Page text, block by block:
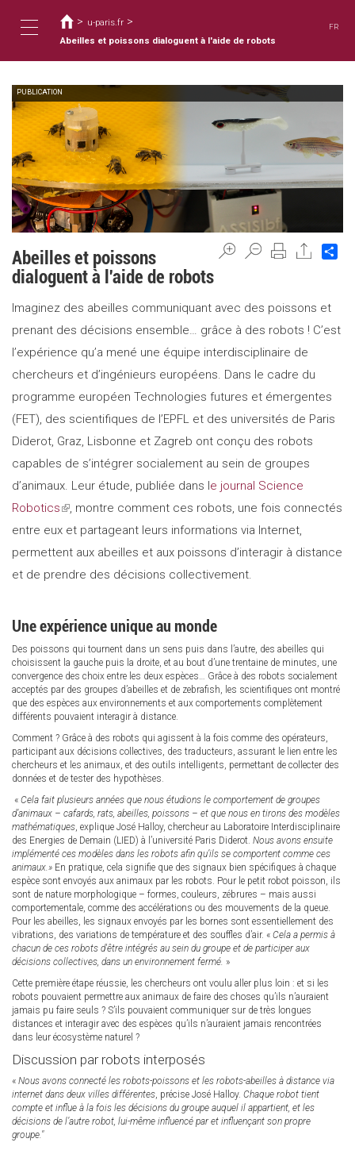
容
Toggle
navigation
在
這
裡
> u-paris.fr >
Abeilles et poissons dialoguent à l'aide de robots
FR
PUBLICATION
Abeilles et poissons
dialoguent à l'aide de robots
Imaginez des abeilles communiquant avec des poissons et
prenant des décisions ensemble… grâce à des robots ! C’est
l’expérience qu’a mené une équipe interdisciplinaire de
chercheurs et d’ingénieurs européens. Dans le cadre du
programme européen Technologies futures et émergentes
(FET), des scientifiques de l’EPFL et des universités de Paris
Diderot, Graz, Lisbonne et Zagreb ont conçu des robots
capables de s’intégrer socialement au sein de groupes
d’animaux. Leur étude, publiée dans l e journal Science
Robotics(link
is
external)
, montre comment ces robots, une fois connectés
entre eux et partageant leurs informations via Internet,
permettent aux abeilles et aux poissons d’interagir à distance
et de prendre des décisions collectivement.
Une expérience unique au monde
Des poissons qui tournent dans un sens puis dans l’autre, des abeilles qui
choisissent la gauche puis la droite, et au bout d’une trentaine de minutes, une
convergence des choix entre les deux espèces… Grâce à des robots socialement
acceptés par des groupes d’abeilles et de zebrafish, les scientifiques ont montré
que des espèces aux environnements et aux comportements complètement
différents pouvaient interagir à distance.
Comment ? Grâce à des robots qui agissent à la fois comme des opérateurs,
participant aux décisions collectives, des traducteurs, assurant le lien entre les
chercheurs et les animaux, et des outils intelligents, permettant de collecter des
données et de tester des hypothèses.
« Cela fait plusieurs années que nous étudions le comportement de groupes
d’animaux – cafards, rats, abeilles, poissons – et que nous en tirons des modèles
mathématiques, explique José Halloy, chercheur au Laboratoire Interdisciplinaire
des Energies de Demain (LIED) à l’université Paris Diderot. Nous avons ensuite
implémenté ces modèles dans les robots afin qu’ils se comportent comme ces
animaux.» En pratique, cela signifie que des signaux bien spécifiques à chaque
espèce sont envoyés aux animaux par les robots. Pour le petit robot poisson, ils
sont de nature morphologique – formes, couleurs, zébrures – mais aussi
comportementale, comme des accélérations ou des mouvements de la queue.
Pour les abeilles, les signaux envoyés par les bornes sont essentiellement des
vibrations, des variations de température et des souffles d’air. « Cela a permis à
chacun de ces robots d'être intégrés au sein du groupe et de participer aux
décisions collectives, dans un environnement fermé. »
Cette première étape réussie, les chercheurs ont voulu aller plus loin : et si les
robots pouvaient permettre aux animaux de faire des choses qu’ils n’auraient
jamais pu faire seuls ? S’ils pouvaient communiquer sur de très longues
distances et interagir avec des espèces qu’ils n’auraient jamais rencontrées
dans leur écosystème naturel ?
Discussion par robots interposés
« Nous avons connecté les robots-poissons et les robots-abeilles à distance via
internet dans deux villes différentes, précise José Halloy. Chaque robot tient
compte et influe à la fois les décisions du groupe auquel il appartient, et les
décisions de l’autre robot, lui-même influencé par et influençant son propre
groupe."